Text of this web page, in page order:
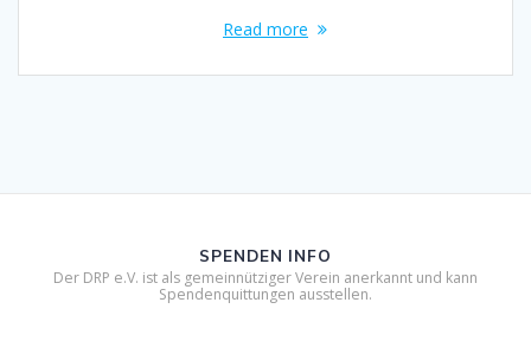
Read more
SPENDEN INFO
Der DRP e.V. ist als gemeinnütziger Verein anerkannt und kann
Spendenquittungen ausstellen.